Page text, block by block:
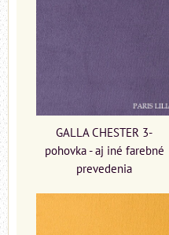
GALLA CHESTER 3-
pohovka - aj iné farebné
prevedenia